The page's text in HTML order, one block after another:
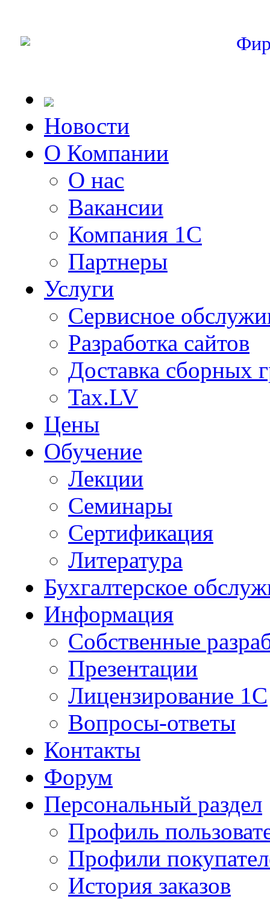
Новости
О Компании
О нас
Вакансии
Компания 1С
Партнеры
Услуги
Сервисное
Разработка сайтов
Доставка сборных
Tax.LV
Цены
Обучение
Лекции
Семинары
Сертификация
Литература
Бухгалтерское
Информация
Собственные
Презентации
Лицензирование 1С
Вопросы-ответы
Контакты
Форум
Персональный раздел
Профиль
Профили
История заказов